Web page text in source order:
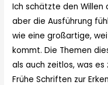
Ich schätzte den Willen
aber die Ausführung
wie eine großartige,
kommt. Die Themen
als auch zeitlos, was
Frühe Schriften zur